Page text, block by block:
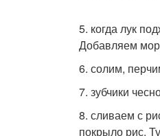
5. когда лук
Добавляем
6. солим,
7. зубчики
8. сливаем с
покрыло рис.